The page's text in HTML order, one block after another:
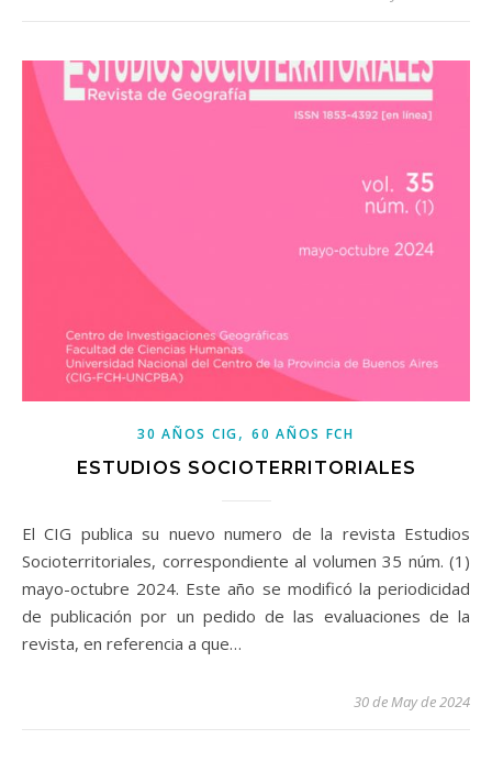
30 AÑOS CIG, 60 AÑOS FCH
ESTUDIOS SOCIOTERRITORIALES
El CIG publica su nuevo numero de la revista Estudios
Socioterritoriales, correspondiente al volumen 35 núm. (1)
mayo-octubre 2024. Este año se modificó la periodicidad
de publicación por un pedido de las evaluaciones de la
revista, en referencia a que…
30 de May de 2024